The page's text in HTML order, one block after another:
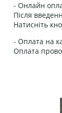
- Онлайн
Після
Натисніть
- Оплата на
Оплата